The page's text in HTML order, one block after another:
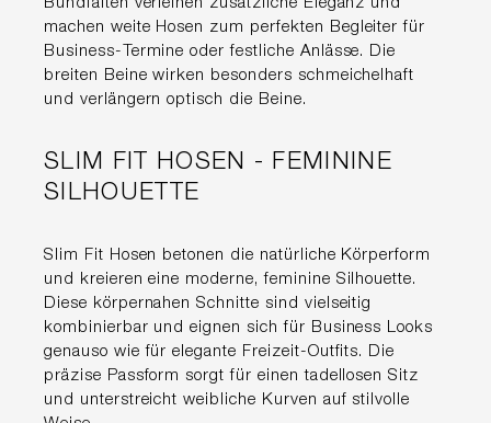
Bundfalten verleihen zusätzliche Eleganz und
machen weite Hosen zum perfekten Begleiter für
Business-Termine oder festliche Anlässe. Die
breiten Beine wirken besonders schmeichelhaft
und verlängern optisch die Beine.
SLIM FIT HOSEN - FEMININE
SILHOUETTE
Slim Fit Hosen betonen die natürliche Körperform
und kreieren eine moderne, feminine Silhouette.
Diese körpernahen Schnitte sind vielseitig
kombinierbar und eignen sich für Business Looks
genauso wie für elegante Freizeit-Outfits. Die
präzise Passform sorgt für einen tadellosen Sitz
und unterstreicht weibliche Kurven auf stilvolle